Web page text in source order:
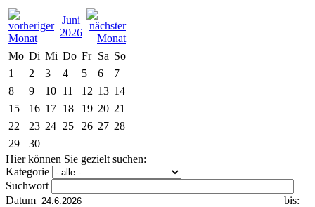
Juni
2026
Mo Di Mi Do Fr Sa So
1
2 3 4 5 6
7
8
9 10 11 12 13 14
15
16 17 18 19 20 21
22
23 24 25 26 27 28
29
30
Hier können Sie gezielt suchen:
Kategorie
Suchwort
Datum
bis: